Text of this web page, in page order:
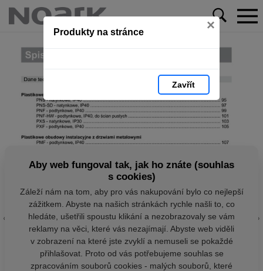
Produkty na stránce ×
Zavřít
Aby web fungoval tak, jak ho znáte (souhlas
s cookies)
Záleží nám na tom, aby pro vás nakupování bylo co nejlepší
zážitkem. Abyste na našich stránkách rychle našli to, co
hledáte, ušetřili spoustu klikání a nezobrazovaly se vám
reklamy na věci, které vás nezajímají. Abyste web viděli
v zobrazení na které jste zvyklí a nemuseli se pokaždé
přihlašovat. Proto od vás potřebujeme souhlas se
zpracováním souborů cookies - malých souborů, které